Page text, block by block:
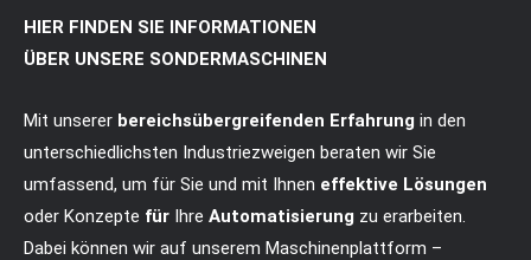
24h/ 365days
We offer support for our customers
Mon - Fri 8:00am - 5:00pm (GMT +1)
Get in touch
HIER FINDEN SIE INFORMATIONEN
ÜBER UNSERE SONDERMASCHINEN
Mit unserer bereichsübergreifenden Erfahrung in den
unterschiedlichsten Industriezweigen beraten wir Sie
umfassend, um für Sie und mit Ihnen effektive Lösungen
oder Konzepte für Ihre Automatisierung zu erarbeiten.
Dabei können wir auf unserem Maschinenplattform –